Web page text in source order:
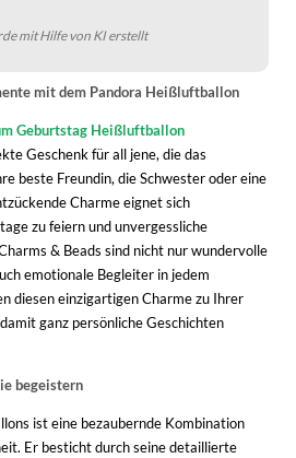
mit Hilfe von KI erstellt
mit dem Pandora Heißluftballon
Geburtstag Heißluftballon
Geschenk für all jene, die das
beste Freundin, die Schwester oder eine
Charme eignet sich
zu feiern und unvergessliche
& Beads sind nicht nur wundervolle
emotionale Begleiter in jedem
diesen einzigartigen Charme zu Ihrer
ganz persönliche Geschichten
begeistern
ist eine bezaubernde Kombination
Er besticht durch seine detaillierte